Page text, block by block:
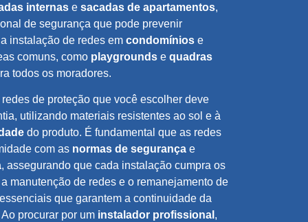
internas e sacadas de apartamentos,
de segurança que pode prevenir
instalação de redes em condomínios e
comuns, como playgrounds e quadras
todos os moradores.
de proteção que você escolher deve
utilizando materiais resistentes ao sol e à
do produto. É fundamental que as redes
com as normas de segurança e
, assegurando que cada instalação cumpra os
manutenção de redes e o remanejamento de
que garantem a continuidade da
procurar por um instalador profissional ,